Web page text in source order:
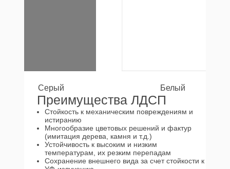
Серый Белый
Преимущества ЛДСП
Стойкость к механическим повреждениям и
истиранию
Многообразие цветовых решений и фактур
(имитация дерева, камня и т.д.)
Устойчивость к высоким и низким
температурам, их резким перепадам
Сохранение внешнего вида за счет стойкости к